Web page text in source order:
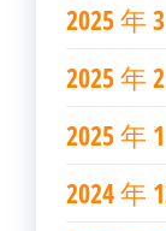
2025 年
2025 年
2025 年
2024 年